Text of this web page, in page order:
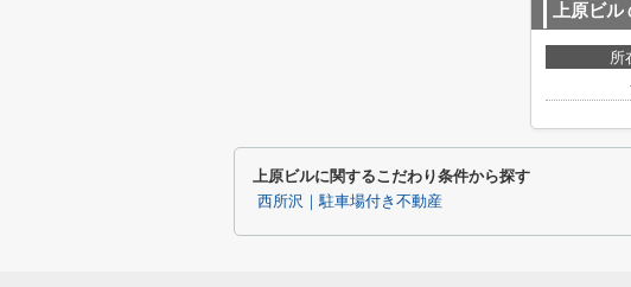
上原ビル
所
上原ビルに関するこだわり条件から探す
西所沢｜駐車場付き不動産